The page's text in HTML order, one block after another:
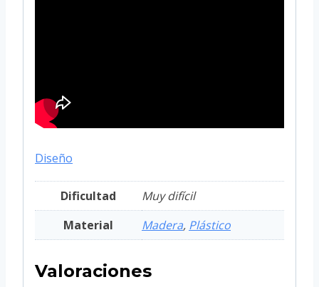
Diseño
Dificultad
Muy difícil
Material
Madera, Plástico
Valoraciones